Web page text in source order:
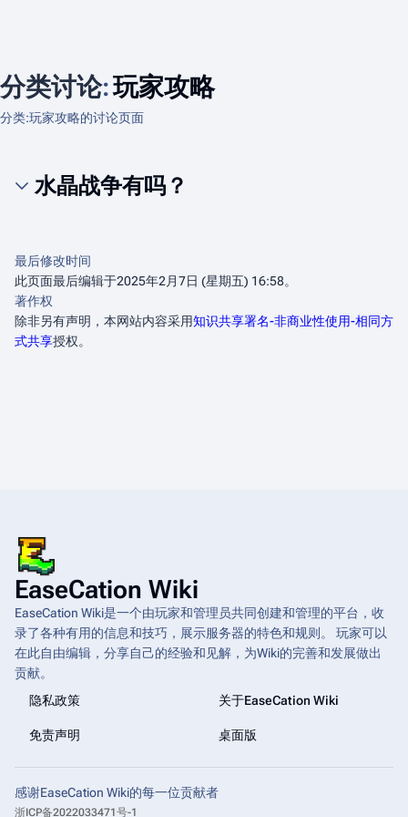
分类讨论:玩家攻略
分类:玩家攻略的讨论页面
水晶战争有吗？
最后修改时间
此页面最后编辑于2025年2月7日 (星期五) 16:58。
著作权
除非另有声明，本网站内容采用知识共享署名-非商业性使用-相同方
式共享授权。
EaseCation Wiki
EaseCation Wiki是一个由玩家和管理员共同创建和管理的平台，收
录了各种有用的信息和技巧，展示服务器的特色和规则。 玩家可以
在此自由编辑，分享自己的经验和见解，为Wiki的完善和发展做出
贡献。
隐私政策
关于EaseCation Wiki
免责声明 桌面版
感谢EaseCation Wiki的每一位贡献者
浙ICP备2022033471号-1